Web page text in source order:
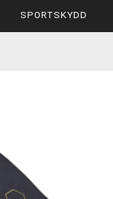
SPORTSKYDD